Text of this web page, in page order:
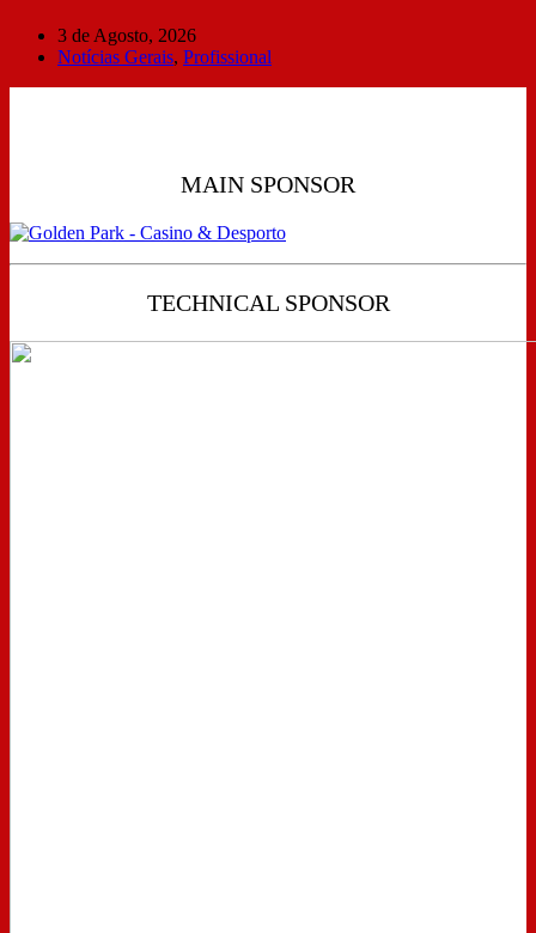
3 de Agosto, 2026
Notícias Gerais, Profissional
MAIN SPONSOR
TECHNICAL SPONSOR